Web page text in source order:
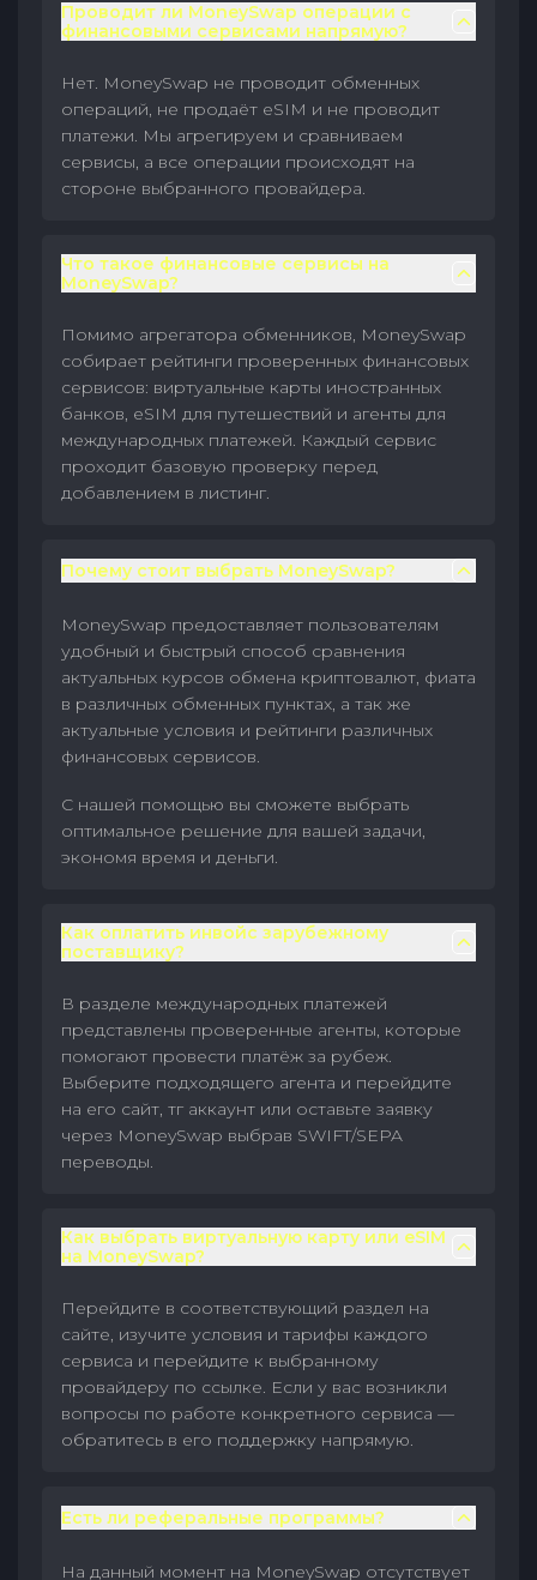
Проводит ли MoneySwap операции с
финансовыми сервисами напрямую?
Нет. MoneySwap не проводит обменных
операций, не продаёт eSIM и не проводит
платежи. Мы агрегируем и сравниваем
сервисы, а все операции происходят на
стороне выбранного провайдера.
Что такое финансовые сервисы на
MoneySwap?
Помимо агрегатора обменников, MoneySwap
собирает рейтинги проверенных финансовых
сервисов: виртуальные карты иностранных
банков, eSIM для путешествий и агенты для
международных платежей. Каждый сервис
проходит базовую проверку перед
добавлением в листинг.
Почему стоит выбрать MoneySwap?
MoneySwap предоставляет пользователям
удобный и быстрый способ сравнения
актуальных курсов обмена криптовалют, фиата
в различных обменных пунктах, а так же
актуальные условия и рейтинги различных
финансовых сервисов.
С нашей помощью вы сможете выбрать
оптимальное решение для вашей задачи,
экономя время и деньги.
Как оплатить инвойс зарубежному
поставщику?
В разделе международных платежей
представлены проверенные агенты, которые
помогают провести платёж за рубеж.
Выберите подходящего агента и перейдите
на его сайт, тг аккаунт или оставьте заявку
через MoneySwap выбрав SWIFT/SEPA
переводы.
Как выбрать виртуальную карту или eSIM
на MoneySwap?
Перейдите в соответствующий раздел на
сайте, изучите условия и тарифы каждого
сервиса и перейдите к выбранному
провайдеру по ссылке. Если у вас возникли
вопросы по работе конкретного сервиса —
обратитесь в его поддержку напрямую.
Есть ли реферальные программы?
На данный момент на MoneySwap отсутствует